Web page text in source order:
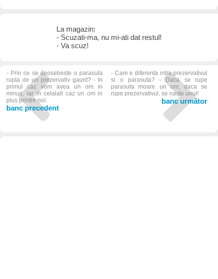
La magazin:
- Scuzati-ma, nu mi-ati dat restul!
- Va scuz!
- Prin ce se deosebeste o parasuta
rupta de un prezervativ gaurit? - In
primul caz vom avea un om in
minus, iar in celalalt caz un om in
plus printre noi.
banc precedent
- Care e diferenta intre prezervativul
si o parasuta? - Daca se rupe
parasuta moare un om, daca se
rupe prezervativul, se naste unul!
banc următor